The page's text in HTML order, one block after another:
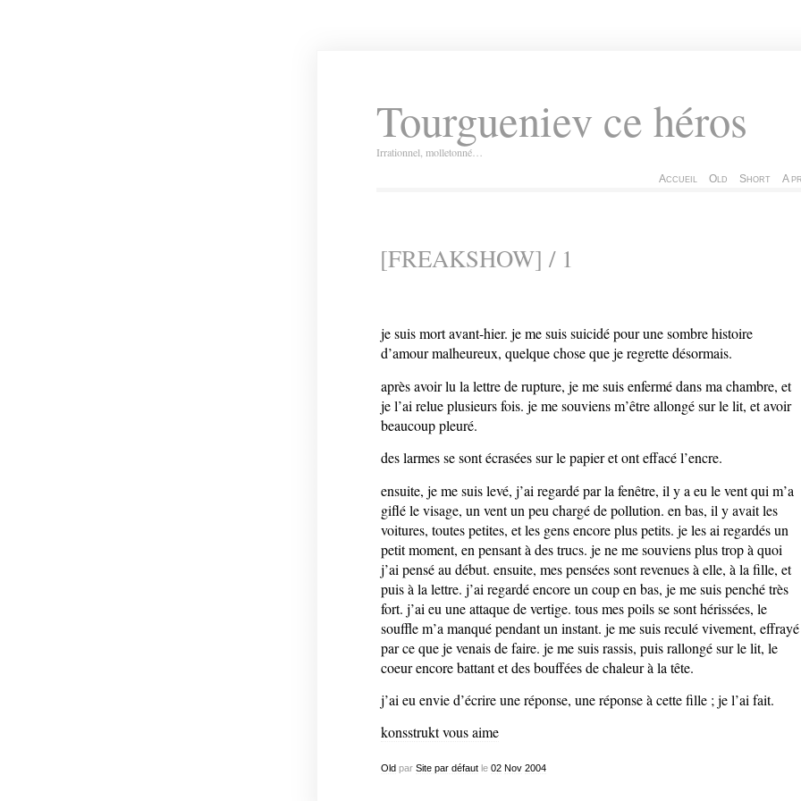
Tourgueniev ce héros
Irrationnel, molletonné…
Accueil Old Short A
[FREAKSHOW] / 1
je suis mort avant-hier. je me suis suicidé pour une sombre histoire
d’amour malheureux, quelque chose que je regrette désormais.
après avoir lu la lettre de rupture, je me suis enfermé dans ma chambre, et
je l’ai relue plusieurs fois. je me souviens m’être allongé sur le lit, et avoir
beaucoup pleuré.
des larmes se sont écrasées sur le papier et ont effacé l’encre.
ensuite, je me suis levé, j’ai regardé par la fenêtre, il y a eu le vent qui m’a
giflé le visage, un vent un peu chargé de pollution. en bas, il y avait les
voitures, toutes petites, et les gens encore plus petits. je les ai regardés un
petit moment, en pensant à des trucs. je ne me souviens plus trop à quoi
j’ai pensé au début. ensuite, mes pensées sont revenues à elle, à la fille, et
puis à la lettre. j’ai regardé encore un coup en bas, je me suis penché très
fort. j’ai eu une attaque de vertige. tous mes poils se sont hérissées, le
souffle m’a manqué pendant un instant. je me suis reculé vivement, effrayé
par ce que je venais de faire. je me suis rassis, puis rallongé sur le lit, le
coeur encore battant et des bouffées de chaleur à la tête.
j’ai eu envie d’écrire une réponse, une réponse à cette fille ; je l’ai fait.
konsstrukt vous aime
Oldpar Site par défautle 02 Nov 2004